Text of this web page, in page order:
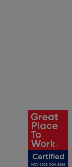
NOV 2025-NOV 2026